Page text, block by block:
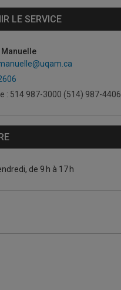
LE SERVICE
Manuelle
: 514 987-3000 (514) 987-4406
de 9 h à 17 h